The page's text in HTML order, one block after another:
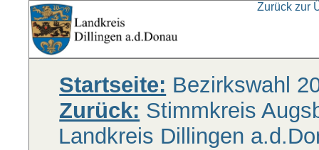
Zurück zur
Startseite: Bezirkswahl
Zurück: Stimmkreis
Landkreis Dillingen